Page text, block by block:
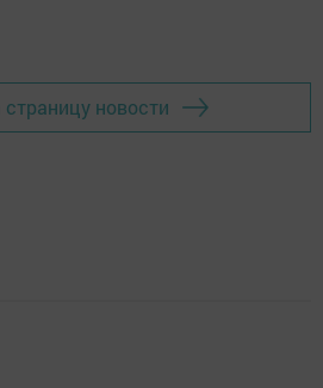
страницу новости